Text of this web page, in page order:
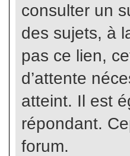
consulter un
des sujets, à
pas ce lien,
d’attente
atteint. Il est
répondant.
forum.